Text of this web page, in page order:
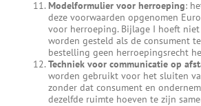
Modelformulier voor herroeping:
deze voorwaarden opgenomen
voor herroeping. Bijlage I hoeft
worden gesteld als de consument
bestelling geen herroepingsrecht
Techniek voor communicatie op
worden gebruikt voor het sluiten
zonder dat consument en
dezelfde ruimte hoeven te zijn